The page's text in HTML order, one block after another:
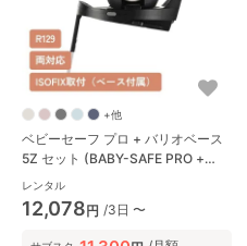
+他
ベビーセーフ プロ + バリオベース
5Z セット (BABY-SAFE PRO +
VARIO BASE 5Z) ベビーシート ブ
リタックス(BRITAX)
レンタル
12,078円 /3日 〜